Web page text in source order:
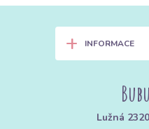
+ INFORMACE
Lužná